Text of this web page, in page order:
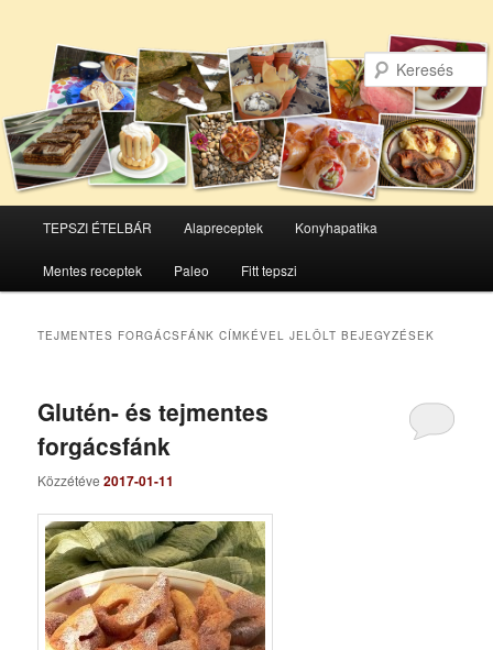
Tovább
az
Tovább
a
TEPSZI ÉTELBÁR Alapreceptek Konyhapatika
Mentes receptek Paleo Fitt tepszi
TEJMENTES FORGÁCSFÁNK CÍMKÉVEL JELÖLT BEJEGYZÉSEK
Glutén- és tejmentes
forgácsfánk
Közzétéve2017-01-11